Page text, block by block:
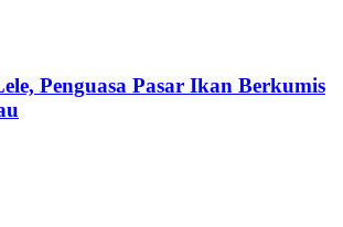
Penguasa Pasar Ikan Berkumis